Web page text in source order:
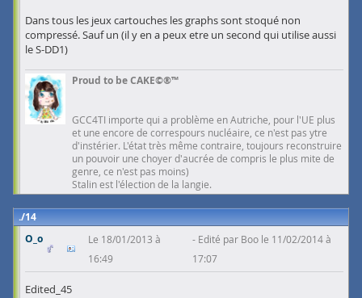
Dans tous les jeux cartouches les graphs sont stoqué non
compressé. Sauf un (il y en a peux etre un second qui utilise aussi
le S-DD1)
Proud to be CAKE©®™
GCC4TI importe qui a problème en Autriche, pour l'UE plus
et une encore de correspours nucléaire, ce n'est pas ytre
d'instérier. L'état très même contraire, toujours reconstruire
un pouvoir une choyer d'aucrée de compris le plus mite de
genre, ce n'est pas moins)
Stalin est l'élection de la langie.
14
O_o
Le 18/01/2013 à
16:49
Edité par Boo le 11/02/2014 à
17:07
Edited_45